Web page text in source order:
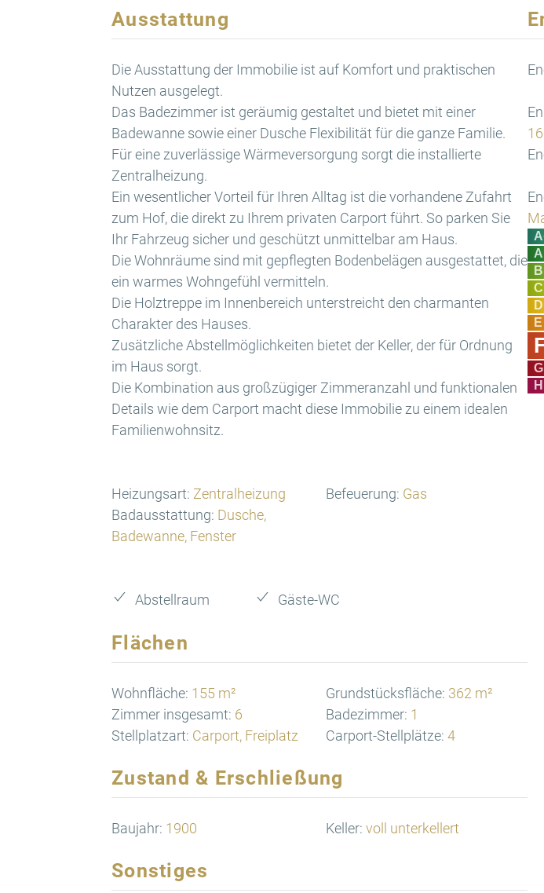
Ausstattung
Die Ausstattung der Immobilie ist auf Komfort und praktischen
Nutzen ausgelegt.
Das Badezimmer ist geräumig gestaltet und bietet mit einer
Badewanne sowie einer Dusche Flexibilität für die ganze Familie.
Für eine zuverlässige Wärmeversorgung sorgt die installierte
Zentralheizung.
Ein wesentlicher Vorteil für Ihren Alltag ist die vorhandene Zufahrt
zum Hof, die direkt zu Ihrem privaten Carport führt. So parken Sie
Ihr Fahrzeug sicher und geschützt unmittelbar am Haus.
Die Wohnräume sind mit gepflegten Bodenbelägen ausgestattet, die
ein warmes Wohngefühl vermitteln.
Die Holztreppe im Innenbereich unterstreicht den charmanten
Charakter des Hauses.
Zusätzliche Abstellmöglichkeiten bietet der Keller, der für Ordnung
im Haus sorgt.
Die Kombination aus großzügiger Zimmeranzahl und funktionalen
Details wie dem Carport macht diese Immobilie zu einem idealen
Familienwohnsitz.
Heizungsart: Zentralheizung Befeuerung: Gas
Badausstattung: Dusche,
Badewanne, Fenster
Abstellraum Gäste-WC
Flächen
Wohnfläche: 155 m² Grundstücksfläche: 362 m²
Zimmer insgesamt: 6 Badezimmer: 1
Stellplatzart: Carport, Freiplatz Carport-Stellplätze: 4
Zustand & Erschließung
Baujahr: 1900 Keller: voll unterkellert
Sonstiges
A
B
C
D
E
G
H